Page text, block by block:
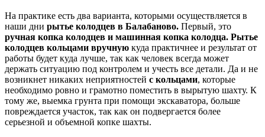
На практике есть два варианта, которыми осуществляется в
наши дни рытье колодцев в Балабаново. Первый, это
ручная копка колодцев и машинная копка колодца. Рытье
колодцев кольцами вручную куда практичнее и результат от
работы будет куда лучше, так как человек всегда может
держать ситуацию под контролем и учесть все детали. Да и не
возникнет никаких неприятностей с кольцами, которые
необходимо ровно и грамотно поместить в вырытую шахту. К
тому же, выемка грунта при помощи экскаватора, больше
повреждается участок, так как он подвергается более
серьезной и объемной копке шахты.